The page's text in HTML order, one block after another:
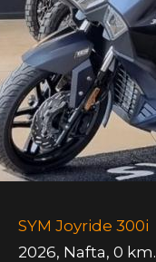
SYM Joyride 300i
2026, Nafta, 0 km.